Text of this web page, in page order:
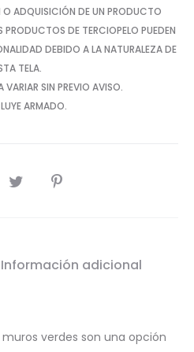
O ADQUISICIÓN DE UN PRODUCTO
PRODUCTOS DE TERCIOPELO PUEDEN
DEBIDO A LA NATURALEZA DE
TELA.
VARIAR SIN PREVIO AVISO.
ARMADO.
Información adicional
verdes son una opción